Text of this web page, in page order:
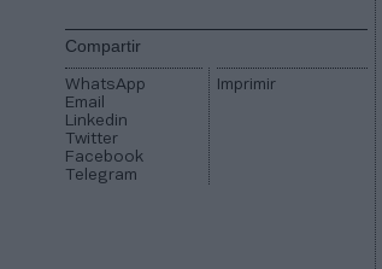
Compartir
WhatsApp
Email
Linkedin
Twitter
Facebook
Telegram
Imprimir